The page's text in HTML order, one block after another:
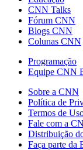
CNN Talks
Fórum CNN
Blogs CNN
Colunas CNN
Programação
Equipe CNN
Sobre a CNN
Política de
Termos de
Fale com a
Distribuição
Faça parte da